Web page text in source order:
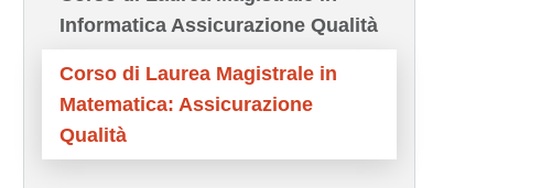
Informatica Assicurazione Qualità
Corso di Laurea Magistrale in
Matematica: Assicurazione
Qualità